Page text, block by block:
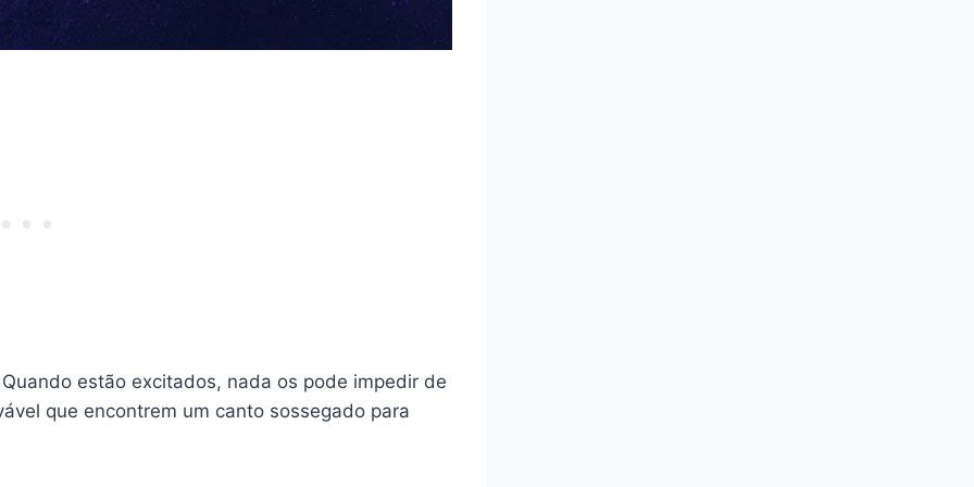
estão excitados, nada os pode impedir de
que encontrem um canto sossegado para